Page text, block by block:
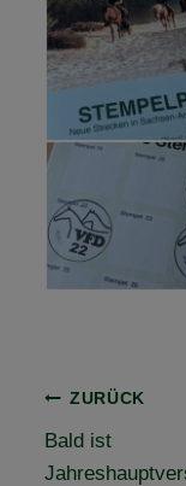
ZURÜCK
Bald ist